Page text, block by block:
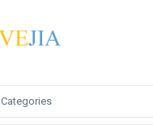
Categories